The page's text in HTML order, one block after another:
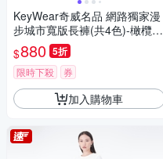
KeyWear奇威名品 網路獨家漫
步城市寬版長褲(共4色)-橄欖綠
色
$880 5折
限時下殺 券
加入購物車